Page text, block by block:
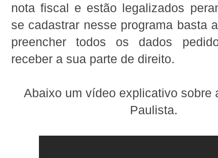
nota fiscal e estão legalizados
se cadastrar nesse programa basta
preencher todos os dados
receber a sua parte de direito.
Abaixo um vídeo explicativo sobre
Paulista.